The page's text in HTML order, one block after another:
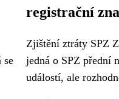
se
registrační
Zjištění ztráty SPZ
jedná o SPZ přední
událostí, ale